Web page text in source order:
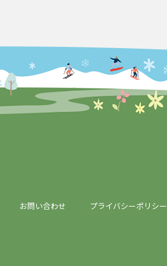
お問い合わせ プライバシーポリシー